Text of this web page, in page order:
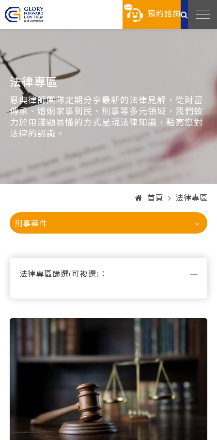
預約諮詢
法律專區
恩典律師團隊定期分享最新的法律見解，從財富
傳承、婚姻家事到民、刑事等多元領域，我們致
力於用淺顯易懂的方式呈現法律知識，點亮您對
法律的認識。
首頁 法律專區
刑事案件
法律專區篩選(可複選)：